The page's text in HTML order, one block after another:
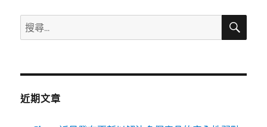
點
威
脅
報〉
搜
尋
鍵
搜
近期文章